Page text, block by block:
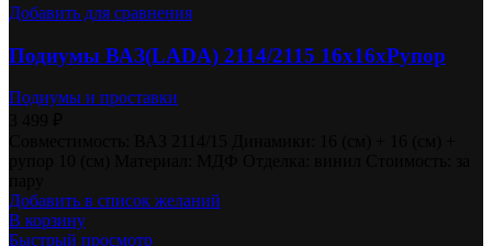
Добавить для сравнения
Подиумы ВАЗ(LADA) 2114/2115 16х16хРупор
Подиумы и проставки
Добавить в список желаний
В корзину
Быстрый просмотр